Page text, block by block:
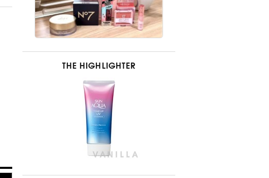
THE HIGHLIGHTER